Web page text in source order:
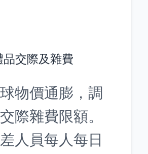
品交際及雜費
物價通膨，調
際雜費限額。
人員每人每日